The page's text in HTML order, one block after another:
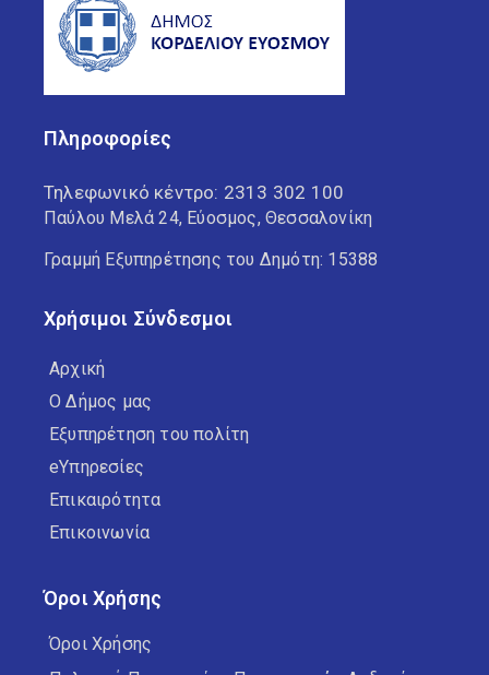
Πληροφορίες
Τηλεφωνικό κέντρο: 2313 302 100
Παύλου Μελά 24, Εύοσμος, Θεσσαλονίκη
Γραμμή Εξυπηρέτησης του Δημότη: 15388
Χρήσιμοι Σύνδεσμοι
Αρχική
Ο Δήμος μας
Εξυπηρέτηση του πολίτη
eΥπηρεσίες
Επικαιρότητα
Επικοινωνία
Όροι Χρήσης
Όροι Χρήσης